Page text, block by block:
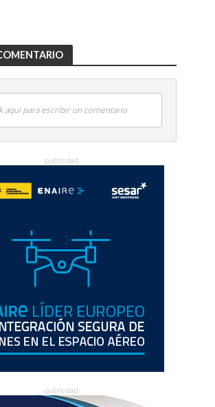
aquí para escribir un comentario